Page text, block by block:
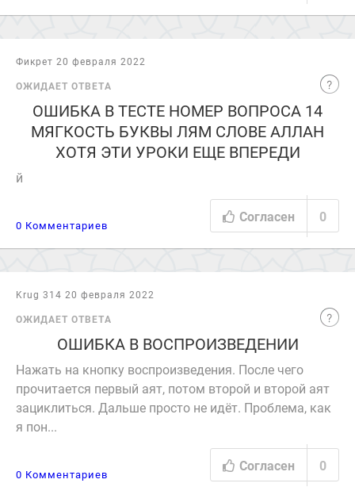
Фикрет 20 февраля 2022
ОЖИДАЕТ ОТВЕТА
ОШИБКА В ТЕСТЕ НОМЕР ВОПРОСА 14
МЯГКОСТЬ БУКВЫ ЛЯМ СЛОВЕ AЛЛАH
ХОТЯ ЭТИ УРОКИ ЕЩЕ ВПЕРЕДИ
й
0 Комментариев
Согласен 0
Krug 314 20 февраля 2022
ОЖИДАЕТ ОТВЕТА
ОШИБКА В ВОСПРОИЗВЕДЕНИИ
Нажать на кнопку воспроизведения. После чего
прочитается первый аят, потом второй и второй аят
зациклиться. Дальше просто не идёт. Проблема, как
я пон...
0 Комментариев
Согласен 0